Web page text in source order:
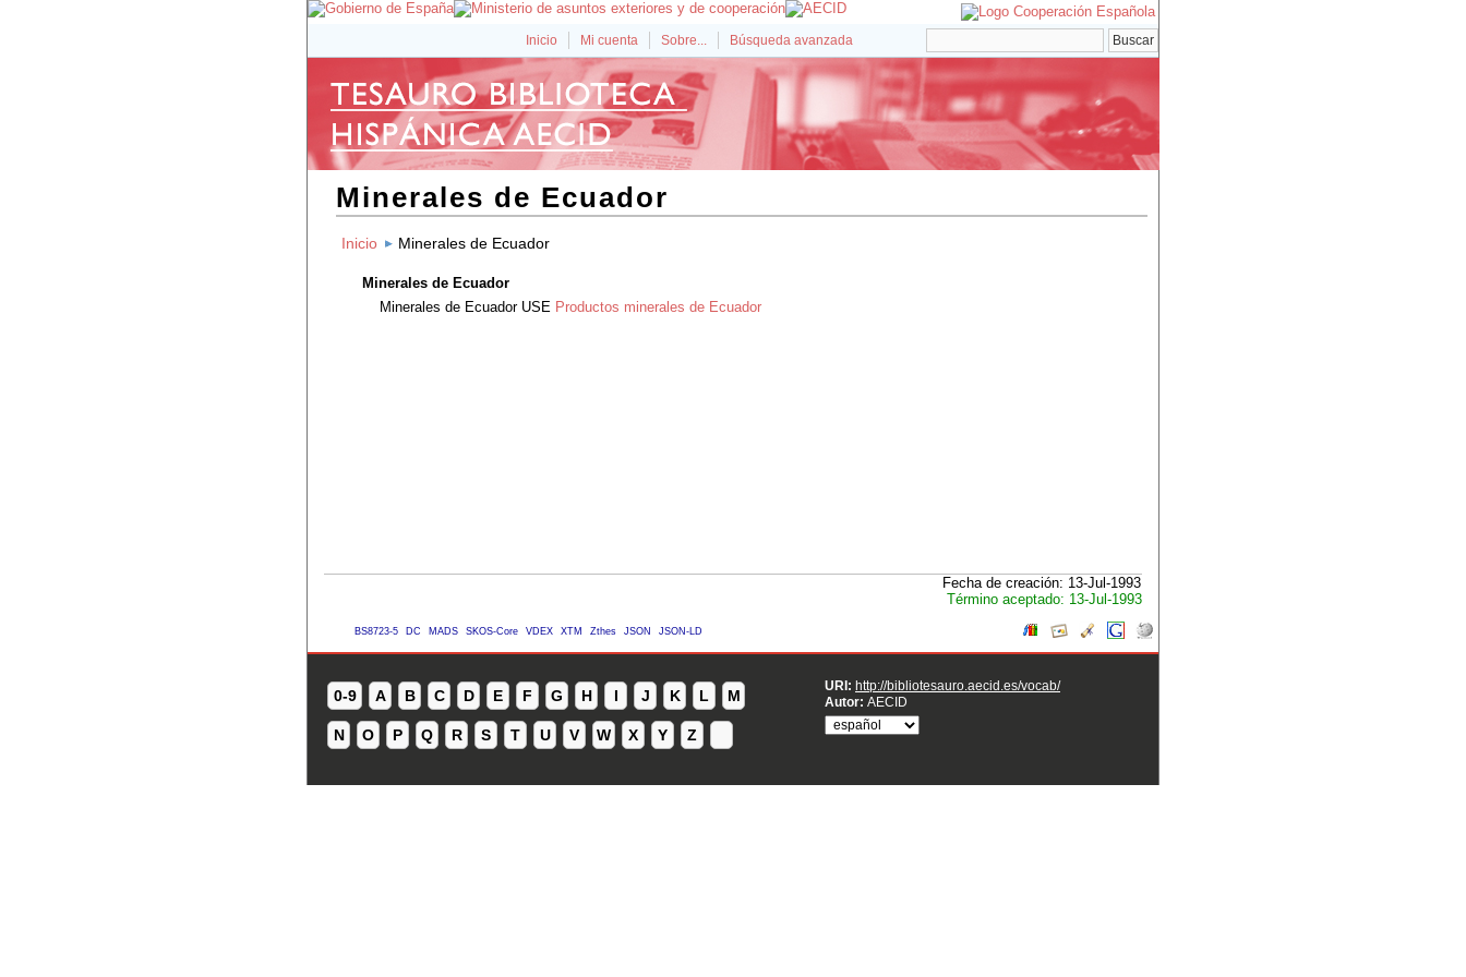
Inicio Mi cuenta Sobre... Búsqueda avanzada
Minerales de Ecuador
Inicio Minerales de Ecuador
Minerales de Ecuador
Minerales de EcuadorUSE Productos minerales de Ecuador
Fecha de creación: 13-Jul-1993
Término aceptado: 13-Jul-1993
BS8723-5 DC MADS SKOS-Core VDEX XTM Zthes JSON JSON-LD
0-9 A B C D E F G H I J K L M
N O P Q R S T U V W X Y Z
URI: http://bibliotesauro.aecid.es/vocab/
Autor: AECID